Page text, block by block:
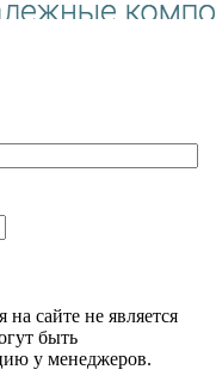
сайте не является
быть
у менеджеров.